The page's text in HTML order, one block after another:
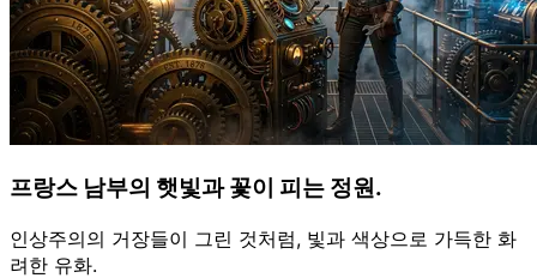
프랑스 남부의 햇빛과 꽃이 피는 정원.
인상주의의 거장들이 그린 것처럼, 빛과 색상으로 가득한 화
려한 유화.